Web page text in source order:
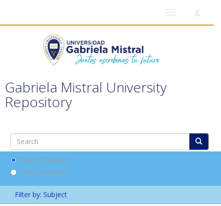
Gabriela Mistral University
Repository
Search DSpace
This Collection
Filter by: Subject